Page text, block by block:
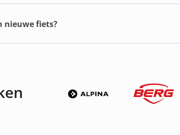
nieuwe fiets?